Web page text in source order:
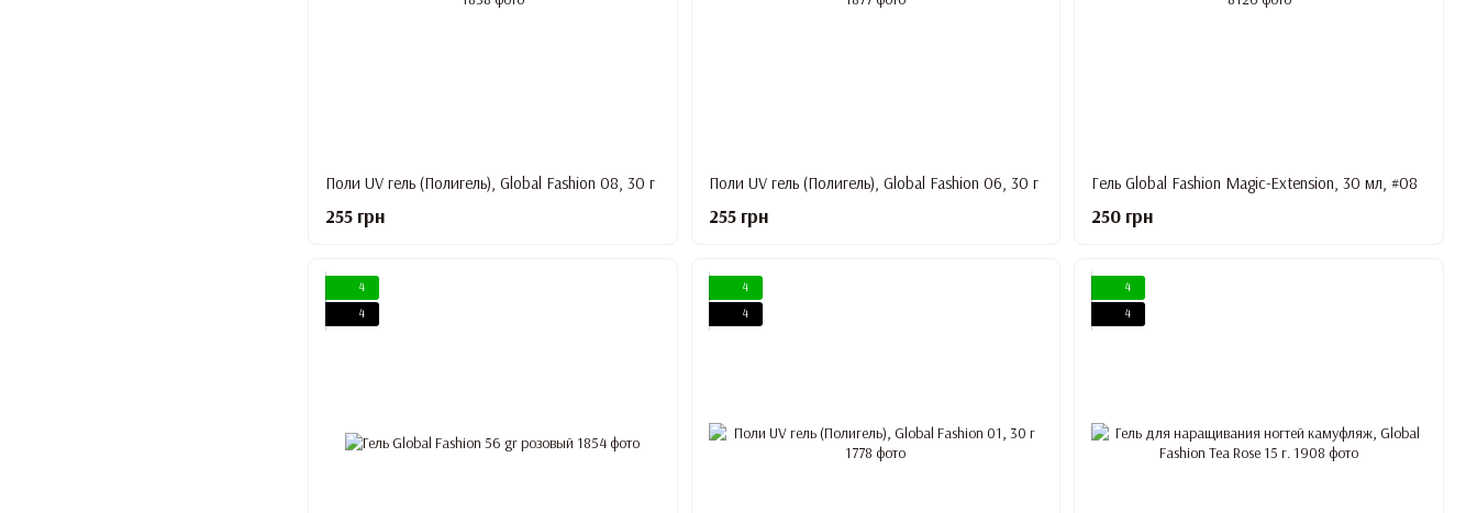
Поли UV гель (Полигель), Global Fashion 08, 30 г
255 грн
Поли UV гель (Полигель), Global Fashion 06, 30 г
255 грн
Гель Global Fashion Magic-Extension, 30 мл, #08
250 грн
4
4
4
4
4
4